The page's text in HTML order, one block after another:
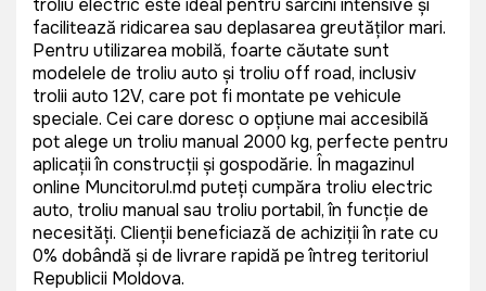
troliu electric este ideal pentru sarcini intensive și
facilitează ridicarea sau deplasarea greutăților mari.
Pentru utilizarea mobilă, foarte căutate sunt
modelele de troliu auto și troliu off road, inclusiv
trolii auto 12V, care pot fi montate pe vehicule
speciale. Cei care doresc o opțiune mai accesibilă
pot alege un troliu manual 2000 kg, perfecte pentru
aplicații în construcții și gospodărie. În magazinul
online Muncitorul.md puteți cumpăra troliu electric
auto, troliu manual sau troliu portabil, în funcție de
necesități. Clienții beneficiază de achiziții în rate cu
0% dobândă și de livrare rapidă pe întreg teritoriul
Republicii Moldova.